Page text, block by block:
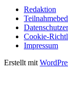
Redaktion
Cookie-
Impressum
Erstellt mit